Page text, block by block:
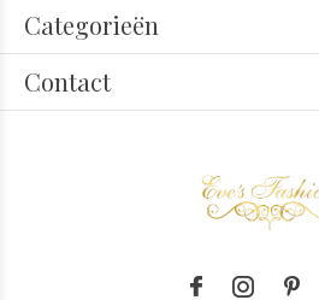
Categorieën
Contact